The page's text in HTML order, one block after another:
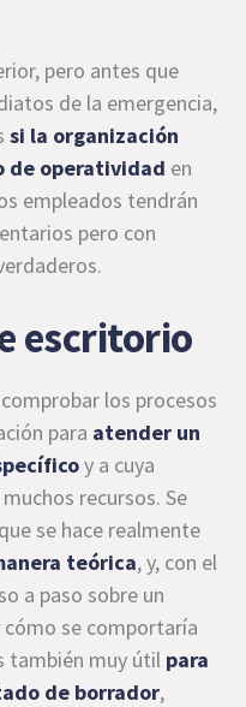
pero antes que
de la emergencia,
si la organización
de operatividad en
empleados tendrán
pero con
escritorio
los procesos
para atender un
y a cuya
recursos. Se
se hace realmente
teórica, y, con el
a paso sobre un
cómo se comportaría
también muy útil para
de borrador,